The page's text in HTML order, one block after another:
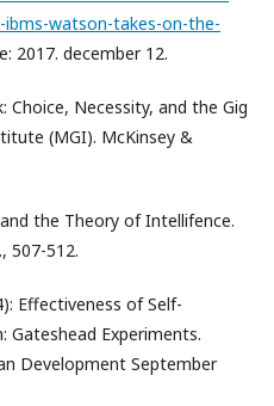
watson-takes-on-the-
2017. december 12.
Choice, Necessity, and the Gig
(MGI). McKinsey &
the Theory of Intellifence.
507-512.
Effectiveness of Self-
Gateshead Experiments.
Development September